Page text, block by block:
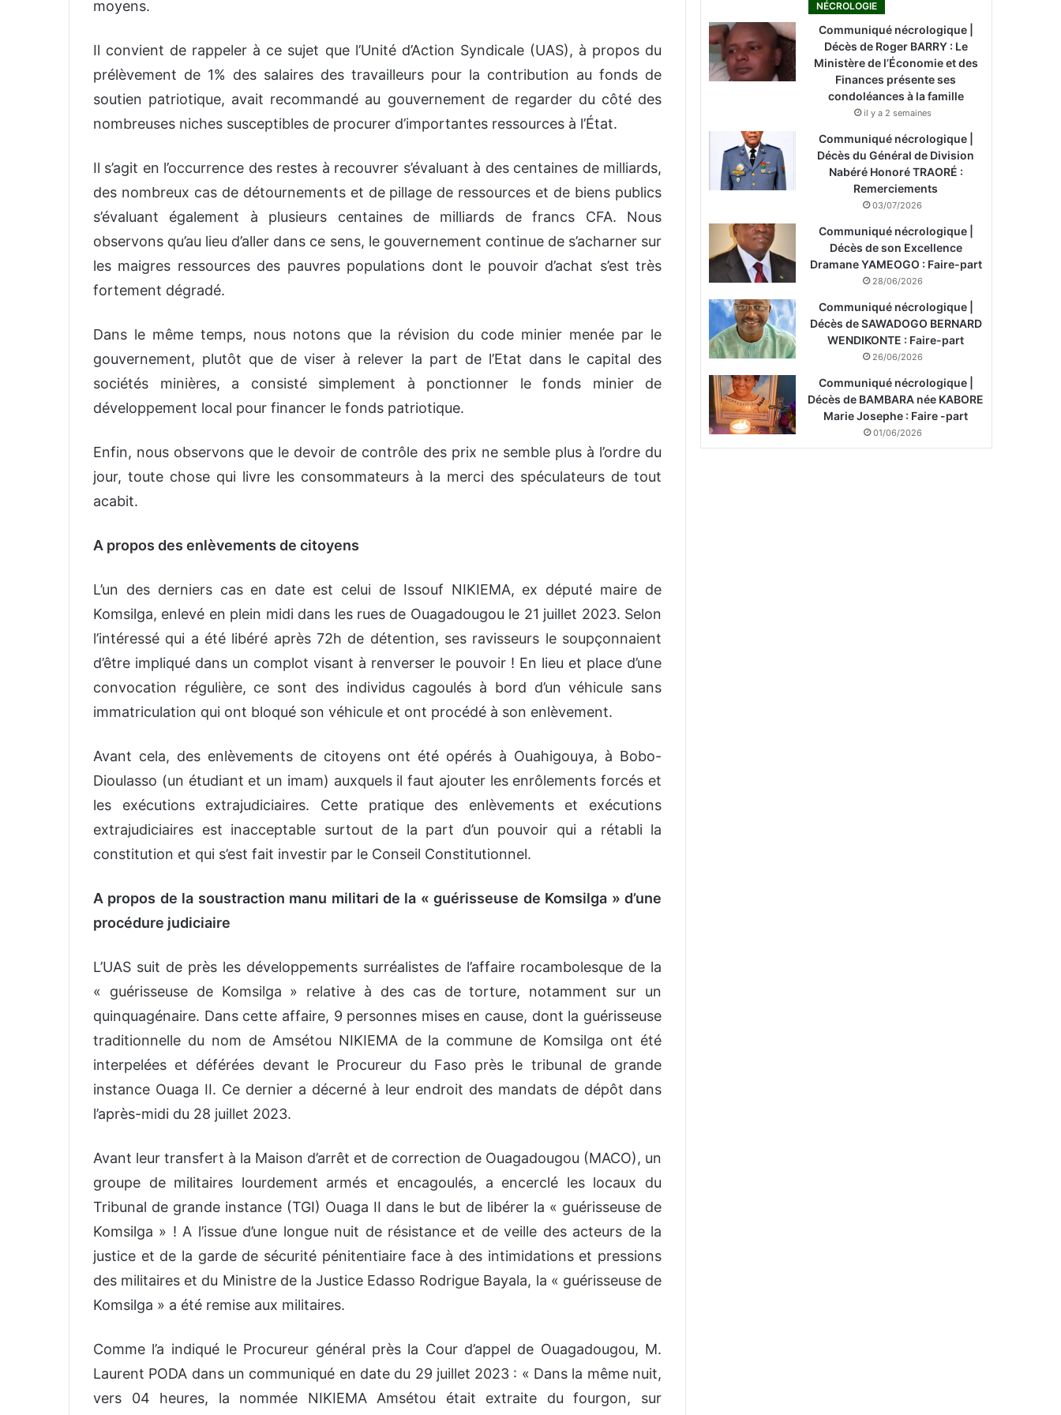
moyens.
Il convient de rappeler à ce sujet que l’Unité d’Action Syndicale (UAS), à propos du
prélèvement de 1% des salaires des travailleurs pour la contribution au fonds de
soutien patriotique, avait recommandé au gouvernement de regarder du côté des
nombreuses niches susceptibles de procurer d’importantes ressources à l’État.
Il s’agit en l’occurrence des restes à recouvrer s’évaluant à des centaines de milliards,
des nombreux cas de détournements et de pillage de ressources et de biens publics
s’évaluant également à plusieurs centaines de milliards de francs CFA. Nous
observons qu’au lieu d’aller dans ce sens, le gouvernement continue de s’acharner sur
les maigres ressources des pauvres populations dont le pouvoir d’achat s’est très
fortement dégradé.
Dans le même temps, nous notons que la révision du code minier menée par le
gouvernement, plutôt que de viser à relever la part de l’Etat dans le capital des
sociétés minières, a consisté simplement à ponctionner le fonds minier de
développement local pour financer le fonds patriotique.
Enfin, nous observons que le devoir de contrôle des prix ne semble plus à l’ordre du
jour, toute chose qui livre les consommateurs à la merci des spéculateurs de tout
acabit.
A propos des enlèvements de citoyens
L’un des derniers cas en date est celui de Issouf NIKIEMA, ex député maire de
Komsilga, enlevé en plein midi dans les rues de Ouagadougou le 21 juillet 2023. Selon
l’intéressé qui a été libéré après 72h de détention, ses ravisseurs le soupçonnaient
d’être impliqué dans un complot visant à renverser le pouvoir ! En lieu et place d’une
convocation régulière, ce sont des individus cagoulés à bord d’un véhicule sans
immatriculation qui ont bloqué son véhicule et ont procédé à son enlèvement.
Avant cela, des enlèvements de citoyens ont été opérés à Ouahigouya, à Bobo-
Dioulasso (un étudiant et un imam) auxquels il faut ajouter les enrôlements forcés et
les exécutions extrajudiciaires. Cette pratique des enlèvements et exécutions
extrajudiciaires est inacceptable surtout de la part d’un pouvoir qui a rétabli la
constitution et qui s’est fait investir par le Conseil Constitutionnel.
A propos de la soustraction manu militari de la « guérisseuse de Komsilga » d’une
procédure judiciaire
L’UAS suit de près les développements surréalistes de l’affaire rocambolesque de la
« guérisseuse de Komsilga » relative à des cas de torture, notamment sur un
quinquagénaire. Dans cette affaire, 9 personnes mises en cause, dont la guérisseuse
traditionnelle du nom de Amsétou NIKIEMA de la commune de Komsilga ont été
interpelées et déférées devant le Procureur du Faso près le tribunal de grande
instance Ouaga II. Ce dernier a décerné à leur endroit des mandats de dépôt dans
l’après-midi du 28 juillet 2023.
Avant leur transfert à la Maison d’arrêt et de correction de Ouagadougou (MACO), un
groupe de militaires lourdement armés et encagoulés, a encerclé les locaux du
Tribunal de grande instance (TGI) Ouaga II dans le but de libérer la « guérisseuse de
Komsilga » ! A l’issue d’une longue nuit de résistance et de veille des acteurs de la
justice et de la garde de sécurité pénitentiaire face à des intimidations et pressions
des militaires et du Ministre de la Justice Edasso Rodrigue Bayala, la « guérisseuse de
Komsilga » a été remise aux militaires.
Comme l’a indiqué le Procureur général près la Cour d’appel de Ouagadougou, M.
Laurent PODA dans un communiqué en date du 29 juillet 2023 : « Dans la même nuit,
vers 04 heures, la nommée NIKIEMA Amsétou était extraite du fourgon, sur
NÉCROLOGIE
Communiqué nécrologique |
Décès de Roger BARRY : Le
Ministère de l’Économie et des
Finances présente ses
condoléances à la famille
il y a 2 semaines
Communiqué nécrologique |
Décès du Général de Division
Nabéré Honoré TRAORÉ :
Remerciements
03/07/2026
Communiqué nécrologique |
Décès de son Excellence
Dramane YAMEOGO : Faire-part
28/06/2026
Communiqué nécrologique |
Décès de SAWADOGO BERNARD
WENDIKONTE : Faire-part
26/06/2026
Communiqué nécrologique |
Décès de BAMBARA née KABORE
Marie Josephe : Faire -part
01/06/2026